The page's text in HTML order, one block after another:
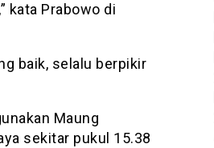
kata Prabowo di
baik, selalu berpikir
Maung
sekitar pukul 15.38